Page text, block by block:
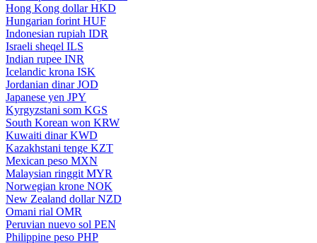
Hong Kong dollar HKD
Hungarian forint HUF
Indonesian rupiah IDR
Israeli sheqel ILS
Indian rupee INR
Icelandic krona ISK
Jordanian dinar JOD
Japanese yen JPY
Kyrgyzstani som KGS
South Korean won KRW
Kuwaiti dinar KWD
Kazakhstani tenge KZT
Mexican peso MXN
Malaysian ringgit MYR
Norwegian krone NOK
New Zealand dollar NZD
Omani rial OMR
Peruvian nuevo sol PEN
Philippine peso PHP